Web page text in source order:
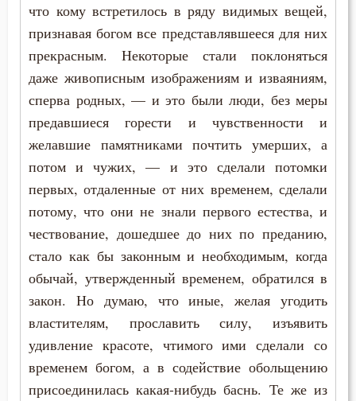
Добродетель
Друг
Духовная жизнь
Душа
Елеосвящение
Ересь
Естество
Женщина
что кому встретилось в ряду видимых вещей,
признавая богом все представлявшееся для них
прекрасным. Некоторые стали поклоняться
даже живописным изображениям и изваяниям,
сперва родных, — и это были люди, без меры
предавшиеся горести и чувственности и
желавшие памятниками почтить умерших, а
потом и чужих, — и это сделали потомки
первых, отдаленные от них временем, сделали
потому, что они не знали первого естества, и
чествование, дошедшее до них по преданию,
стало как бы законным и необходимым, когда
обычай, утвержденный временем, обратился в
закон. Но думаю, что иные, желая угодить
властителям, прославить силу, изъявить
удивление красоте, чтимого ими сделали со
временем богом, а в содействие обольщению
присоединилась какая-нибудь баснь. Те же из